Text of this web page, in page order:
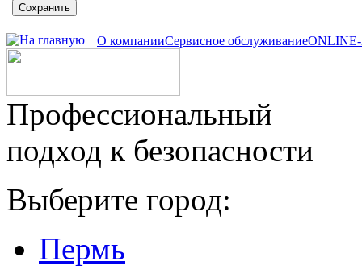
Сохранить
О компанииСервисное обслуживаниеONLINE-
Профессиональный
подход к безопасности
Выберите город:
Пермь